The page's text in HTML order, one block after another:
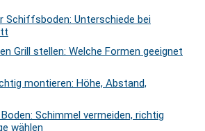
Schiffsboden: Unterschiede bei
Grill stellen: Welche Formen geeignet
montieren: Höhe, Abstand,
Schimmel vermeiden, richtig
wählen